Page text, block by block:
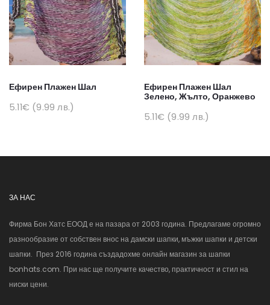
Ефирен Плажен Шал
5.11€ (9.99 лв.)
Ефирен Плажен Шал
Зелено, Жълто, Оранжево
5.11€ (9.99 лв.)
ЗА НАС
Фирма Бон Хатс ЕООД е на пазара от 2003 година. Предлагаме огромно
разнообразие от собствен внос на дамски шапки, мъжки шапки и детски
шапки. През 2016 година създадохме онлайн магазин за шапки
bonhats.com. При нас ще получите качество, практичност и стил на
ниски цени.